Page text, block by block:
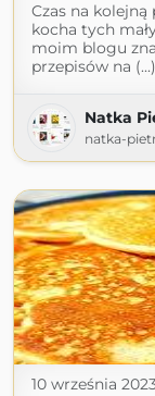
Czas na
kocha tych
moim blogu
przepisów na (...)
Natka
natka-
10 września